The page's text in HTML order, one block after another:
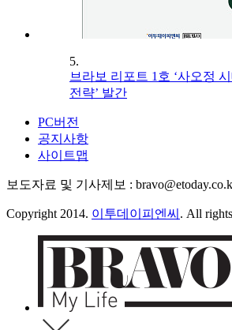
5.
브라보 리포트 1호 ‘사오정
전략’ 발간
PC버전
공지사항
사이트맵
보도자료 및 기사제보 :
Copyright 2014. 이투데이피엔씨 . All